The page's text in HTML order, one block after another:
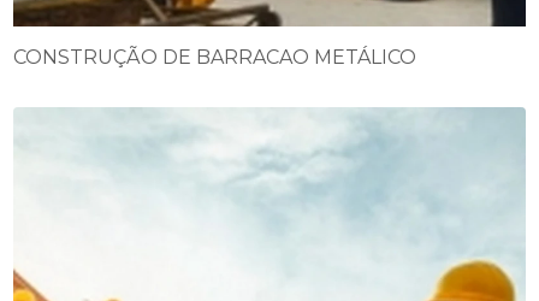
CONSTRUÇÃO DE BARRACAO METÁLICO